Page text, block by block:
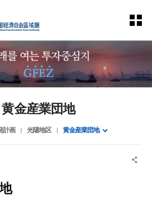
黄金産業団地
計画 光陽地区 黄金産業団地